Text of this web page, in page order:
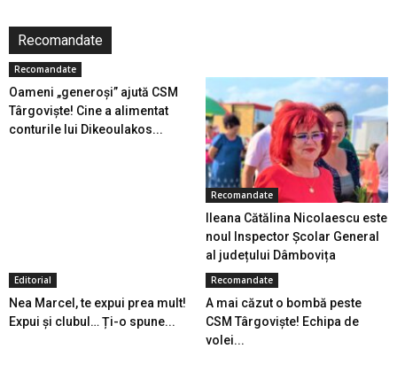
Recomandate
Recomandate
Oameni „generoși” ajută CSM
Târgoviște! Cine a alimentat
conturile lui Dikeoulakos...
Recomandate
Ileana Cătălina Nicolaescu este
noul Inspector Școlar General
al județului Dâmbovița
Editorial
Nea Marcel, te expui prea mult!
Expui și clubul… Ți-o spune...
Recomandate
A mai căzut o bombă peste
CSM Târgoviște! Echipa de
volei...